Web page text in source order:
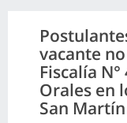
vacante
Fiscalía
Orales en
San Martín